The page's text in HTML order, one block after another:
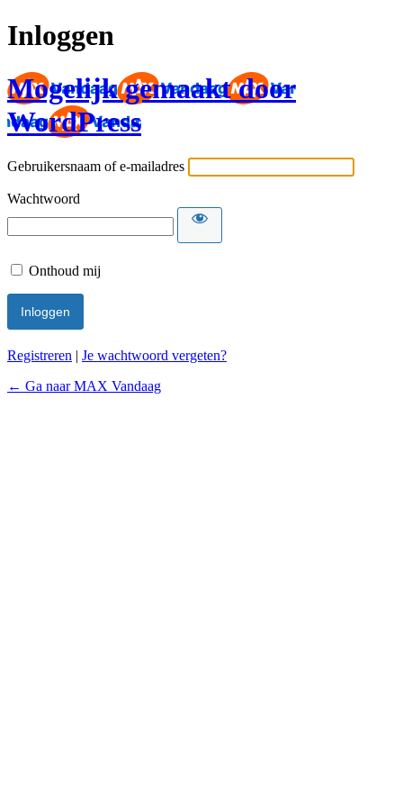
Inloggen
Mogelijk gemaakt door
WordPress
Gebruikersnaam of e-mailadres
Wachtwoord
Onthoud mij
Registreren | Je wachtwoord vergeten?
← Ga naar MAX Vandaag